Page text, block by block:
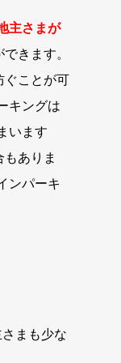
主さまが
きます。
ぐことが可
キングは
います
もありま
ンパーキ
まも少な